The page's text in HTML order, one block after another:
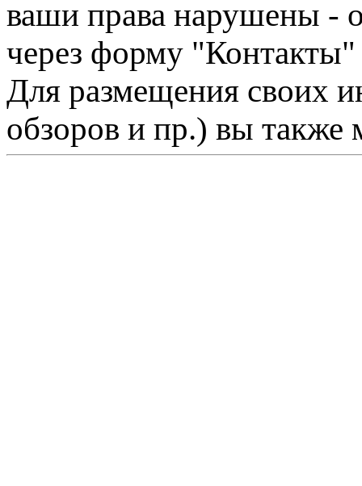
ваши права нарушены -
через форму "Контакты"
Для размещения своих
обзоров и пр.) вы также